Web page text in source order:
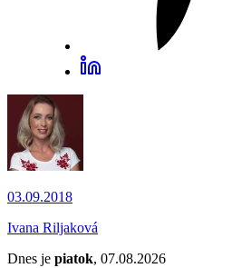
03.09.2018
Ivana Riljaková
Dnes je piatok, 07.08.2026